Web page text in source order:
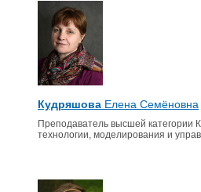
Кудряшова Елена Семёновна
Преподаватель высшей категории
технологии, моделирования и